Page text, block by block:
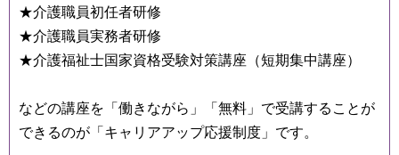
★介護職員初任者研修
★介護職員実務者研修
★介護福祉士国家資格受験対策講座（短期集中講座）
などの講座を「働きながら」「無料」で受講することが
できるのが「キャリアアップ応援制度」です。